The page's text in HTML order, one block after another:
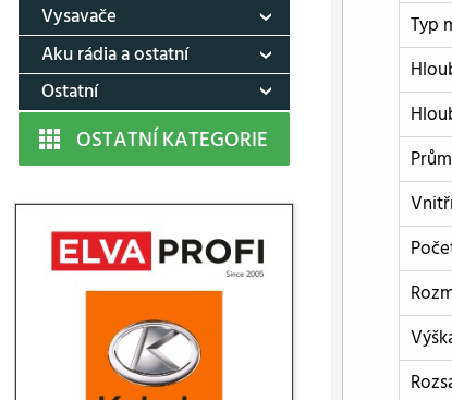
Vysavače
Aku rádia a ostatní
Ostatní
OSTATNÍ KATEGORIE
Typ